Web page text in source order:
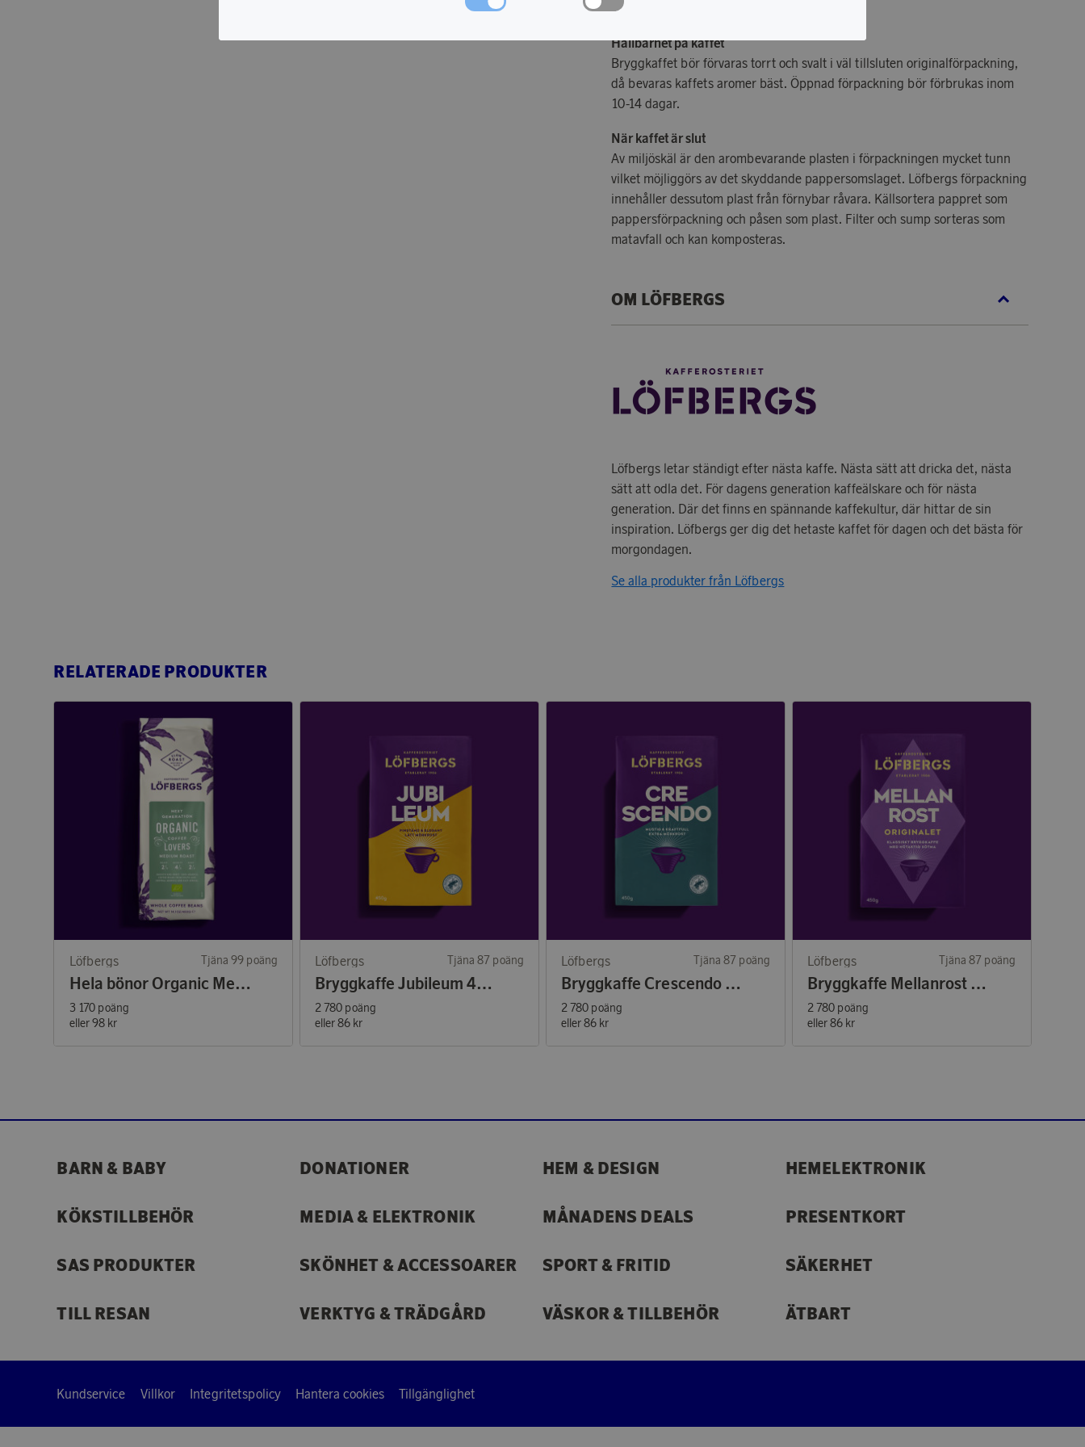
filterhållaren.
Hållbarhet på kaffet
Bryggkaffet bör förvaras torrt och svalt i väl tillsluten originalförpackning,
då bevaras kaffets aromer bäst. Öppnad förpackning bör förbrukas inom
10-14 dagar.
När kaffet är slut
Av miljöskäl är den arombevarande plasten i förpackningen mycket tunn
vilket möjliggörs av det skyddande pappersomslaget. Löfbergs förpackning
innehåller dessutom plast från förnybar råvara. Källsortera pappret som
pappersförpackning och påsen som plast. Filter och sump sorteras som
matavfall och kan komposteras.
OM LÖFBERGS
Löfbergs letar ständigt efter nästa kaffe. Nästa sätt att dricka det, nästa
sätt att odla det. För dagens generation kaffeälskare och för nästa
generation. Där det finns en spännande kaffekultur, där hittar de sin
inspiration. Löfbergs ger dig det hetaste kaffet för dagen och det bästa för
morgondagen.
Se alla produkter från Löfbergs
RELATERADE PRODUKTER
Löfbergs Tjäna 99 poäng
Hela bönor Organic Medium 400g
3 170 poäng
eller98 kr
Löfbergs Tjäna 87 poäng
Bryggkaffe Jubileum 450g
2 780 poäng
eller86 kr
Löfbergs Tjäna 87 poäng
Bryggkaffe Crescendo 450g
2 780 poäng
eller86 kr
Löfbergs Tjäna 87 poäng
Bryggkaffe Mellanrost 450g
2 780 poäng
eller86 kr
BARN & BABY DONATIONER HEM & DESIGN HEMELEKTRONIK
KÖKSTILLBEHÖR MEDIA & ELEKTRONIK MÅNADENS DEALS PRESENTKORT
SAS PRODUKTER SKÖNHET & ACCESSOARER SPORT & FRITID SÄKERHET
TILL RESAN VERKTYG & TRÄDGÅRD VÄSKOR & TILLBEHÖR ÄTBART
Kundservice Villkor Integritetspolicy Hantera cookies Tillgänglighet